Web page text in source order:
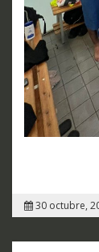
30 octubre,